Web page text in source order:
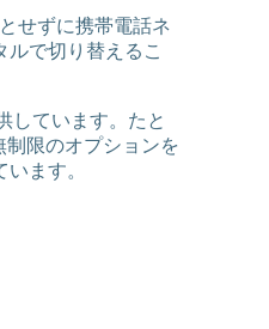
せずに携帯電話ネ
で切り替えるこ
しています。たと
制限のオプションを
ます。